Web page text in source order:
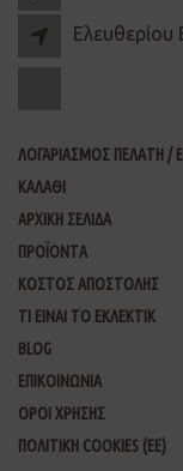
Ελευθερίου
ΛΟΓΑΡΙΑΣΜΟΣ ΠΕΛΑΤΗ /
ΚΑΛΑΘΙ
ΑΡΧΙΚΗ ΣΕΛΙΔΑ
ΠΡΟΪΟΝΤΑ
ΚΟΣΤΟΣ ΑΠΟΣΤΟΛΗΣ
ΤΙ ΕΙΝΑΙ ΤΟ ΕΚΛΕΚΤΙΚ
BLOG
ΕΠΙΚΟΙΝΩΝΙΑ
ΟΡΟΙ ΧΡΗΣΗΣ
ΠΟΛΙΤΙΚΗ COOKIES (ΕΕ)